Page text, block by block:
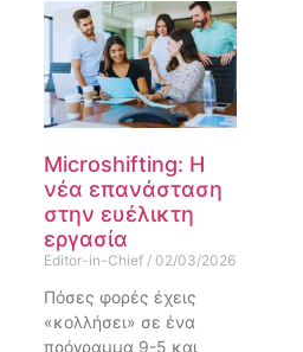
Microshifting: Η
νέα επανάσταση
στην ευέλικτη
εργασία
Editor-in-Chief 02/03/2026
Πόσες φορές έχεις
«κολλήσει» σε ένα
πρόγραμμα 9-5 και